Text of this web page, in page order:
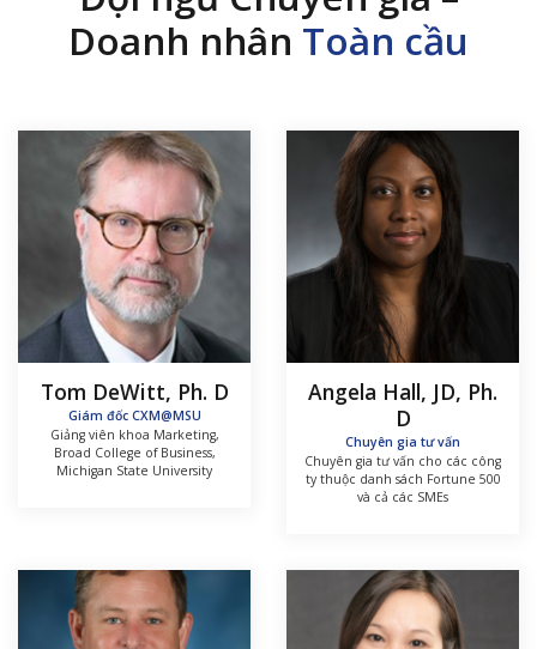
Tom DeWitt, Ph. D
Giám đốc CXM@MSU
Giảng viên khoa Marketing,
Broad College of Business,
Michigan State University
Angela Hall, JD, Ph.
D
Chuyên gia tư vấn cho các công
ty thuộc danh sách Fortune 500
và cả các SMEs